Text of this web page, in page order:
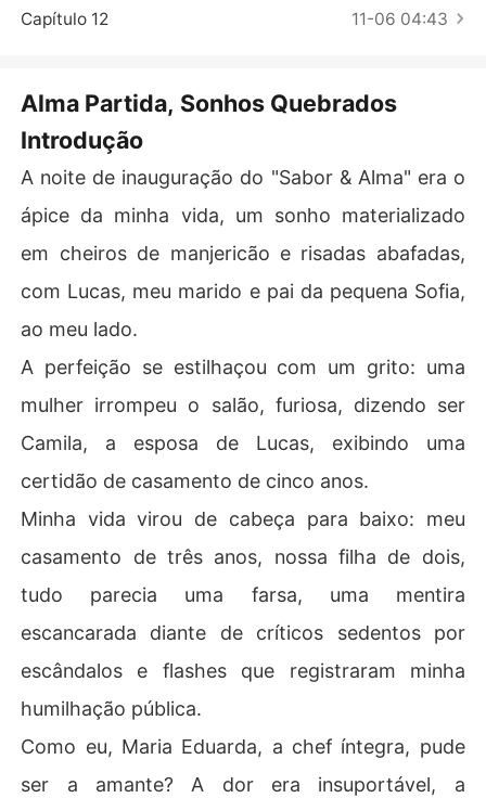
Lucas, exibindo uma certidão de casamento de cinco a
de três anos, nossa filha de dois, tudo parecia uma fars
a, uma mentira escancarada diante de críticos sedento
hação pública.
ante? A dor era insuportável, a matemática não batia, a
realidade não se encaixava. Quem era aquele homem q
Ele me pediu tempo, prometeu que "não era o que parec
a mais tempo, não para as mentiras. Eu lutaria pela minh
a filha, e por mim.
Capítulo 12 11-06 04:43
Alma Partida, Sonhos Quebrados
Introdução
A noite de inauguração do "Sabor & Alma" era o
ápice da minha vida, um sonho materializado
em cheiros de manjericão e risadas abafadas,
com Lucas, meu marido e pai da pequena Sofia,
ao meu lado.
A perfeição se estilhaçou com um grito: uma
mulher irrompeu o salão, furiosa, dizendo ser
Camila, a esposa de Lucas, exibindo uma
certidão de casamento de cinco anos.
Minha vida virou de cabeça para baixo: meu
casamento de três anos, nossa filha de dois,
tudo parecia uma farsa, uma mentira
escancarada diante de críticos sedentos por
escândalos e flashes que registraram minha
humilhação pública.
Como eu, Maria Eduarda, a chef íntegra, pude
ser a amante? A dor era insuportável, a